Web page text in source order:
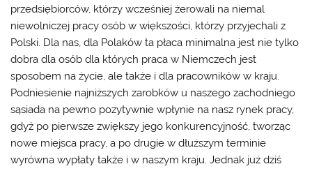
przedsiębiorców, którzy wcześniej żerowali na niemal
niewolniczej pracy osób w większości, którzy przyjechali z
Polski. Dla nas, dla Polaków ta płaca minimalna jest nie tylko
dobra dla osób dla których praca w Niemczech jest
sposobem na życie, ale także i dla pracowników w kraju.
Podniesienie najniższych zarobków u naszego zachodniego
sąsiada na pewno pozytywnie wpłynie na nasz rynek pracy,
gdyż po pierwsze zwiększy jego konkurencyjność, tworząc
nowe miejsca pracy, a po drugie w dłuższym terminie
wyrówna wypłaty także i w naszym kraju. Jednak już dziś